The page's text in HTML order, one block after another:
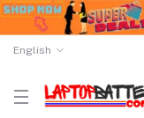
English